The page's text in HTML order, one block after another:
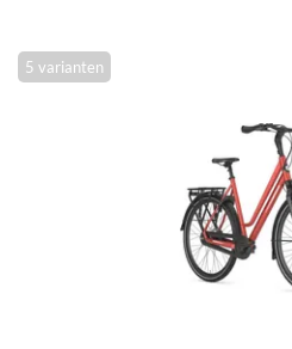
5 varianten